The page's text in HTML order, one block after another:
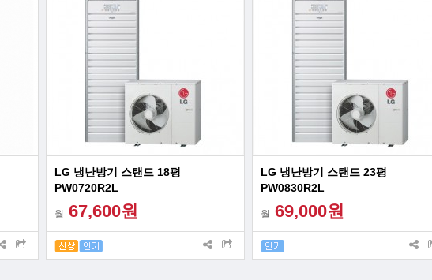
LG 냉난방기 스탠드 18평
PW0720R2L
월 67,600원
LG 냉난방기 스탠드 23평
PW0830R2L
월 69,000원